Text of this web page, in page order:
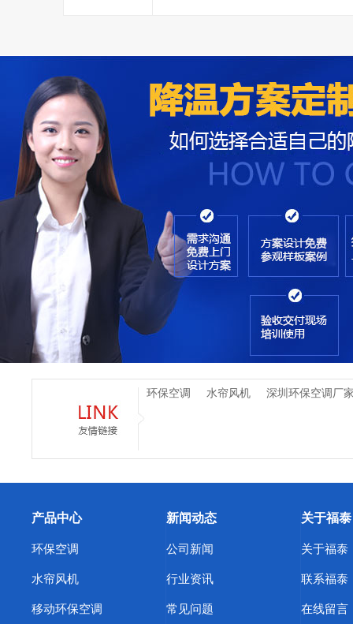
环保空调 水帘风机 深圳环保空调厂
产品中心
环保空调
水帘风机
移动环保空调
新闻动态
公司新闻
行业资讯
常见问题
关于福泰
关于福泰
联系福泰
在线留言